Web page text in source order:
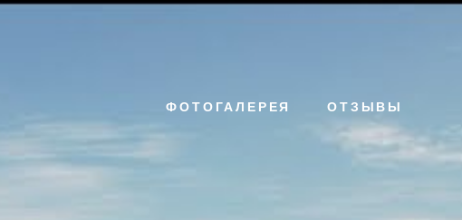
ФОТОГАЛЕРЕЯ ОТЗЫВЫ